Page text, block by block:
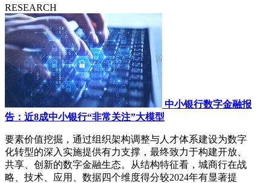
RESEARCH
中小银行数字金融报
告：近8成中小银行“非常关注”大模型
要素价值挖掘，通过组织架构调整与人才体系建设为数字
化转型的深入实施提供有力支撑，最终致力于构建开放、
共享、创新的数字金融生态。从结构特征看，城商行在战
略、技术、应用、数据四个维度得分较2024年有显著提